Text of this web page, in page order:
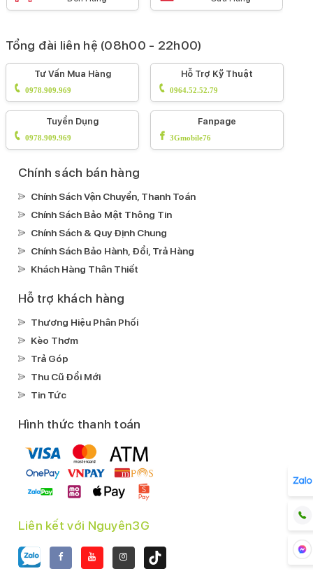
Tổng đài liên hệ (08h00 - 22h00)
Tư Vấn Mua Hàng
0978.909.969
Hỗ Trợ Kỹ Thuật
0964.52.52.79
Tuyển Dụng
0978.909.969
Fanpage
3Gmobile76
Chính sách bán hàng
Chính Sách Vận Chuyển, Thanh Toán
Chính Sách Bảo Mật Thông Tin
Chính Sách & Quy Định Chung
Chính Sách Bảo Hành, Đổi, Trả Hàng
Khách Hàng Thân Thiết
Hỗ trợ khách hàng
Thương Hiệu Phân Phối
Kèo Thơm
Trả Góp
Thu Cũ Đổi Mới
Tin Tức
Hình thức thanh toán
Liên kết với Nguyên3G